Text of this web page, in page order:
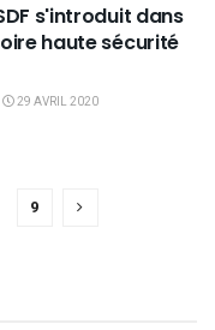
s'introduit dans
haute sécurité
29 AVRIL 2020
9